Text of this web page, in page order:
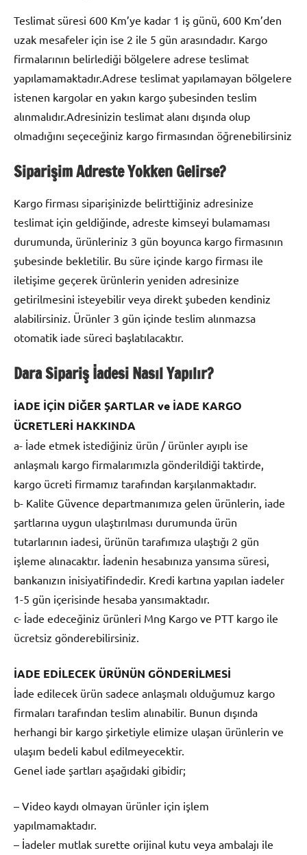
Teslimat süresi 600 Km’ye kadar 1 iş günü, 600 Km’den
uzak mesafeler için ise 2 ile 5 gün arasındadır. Kargo
firmalarının belirlediği bölgelere adrese teslimat
yapılamamaktadır.Adrese teslimat yapılamayan bölgelere
istenen kargolar en yakın kargo şubesinden teslim
alınmalıdır.Adresinizin teslimat alanı dışında olup
olmadığını seçeceğiniz kargo firmasından öğrenebilirsiniz
Siparişim Adreste Yokken Gelirse?
Kargo firması siparişinizde belirttiğiniz adresinize
teslimat için geldiğinde, adreste kimseyi bulamaması
durumunda, ürünleriniz 3 gün boyunca kargo firmasının
şubesinde bekletilir. Bu süre içinde kargo firması ile
iletişime geçerek ürünlerin yeniden adresinize
getirilmesini isteyebilir veya direkt şubeden kendiniz
alabilirsiniz. Ürünler 3 gün içinde teslim alınmazsa
otomatik iade süreci başlatılacaktır.
Dara Sipariş İadesi Nasıl Yapılır?
İADE İÇİN DİĞER ŞARTLAR ve İADE KARGO
ÜCRETLERİ HAKKINDA
a- İade etmek istediğiniz ürün / ürünler ayıplı ise
anlaşmalı kargo firmalarımızla gönderildiği taktirde,
kargo ücreti firmamız tarafından karşılanmaktadır.
b- Kalite Güvence departmanımıza gelen ürünlerin, iade
şartlarına uygun ulaştırılması durumunda ürün
tutarlarının iadesi, ürünün tarafımıza ulaştığı 2 gün
işleme alınacaktır. İadenin hesabınıza yansıma süresi,
bankanızın inisiyatifindedir. Kredi kartına yapılan iadeler
1-5 gün içerisinde hesaba yansımaktadır.
c- İade edeceğiniz ürünleri Mng Kargo ve PTT kargo ile
ücretsiz gönderebilirsiniz.
İADE EDİLECEK ÜRÜNÜN GÖNDERİLMESİ
İade edilecek ürün sadece anlaşmalı olduğumuz kargo
firmaları tarafından teslim alınabilir. Bunun dışında
herhangi bir kargo şirketiyle elimize ulaşan ürünlerin ve
ulaşım bedeli kabul edilmeyecektir.
Genel iade şartları aşağıdaki gibidir;
– Video kaydı olmayan ürünler için işlem
yapılmamaktadır.
– İadeler mutlak surette orijinal kutu veya ambalajı ile